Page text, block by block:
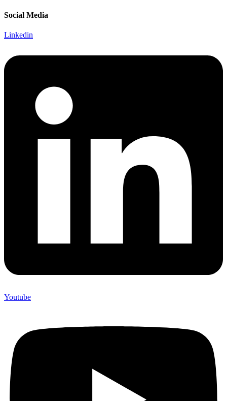
Social Media
Linkedin
Youtube